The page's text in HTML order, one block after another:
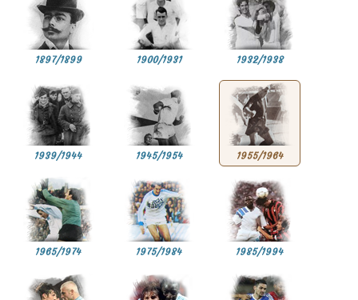
1897/1899 1900/1931 1932/1938
1939/1944 1945/1954 1955/1964
1965/1974 1975/1984 1985/1994